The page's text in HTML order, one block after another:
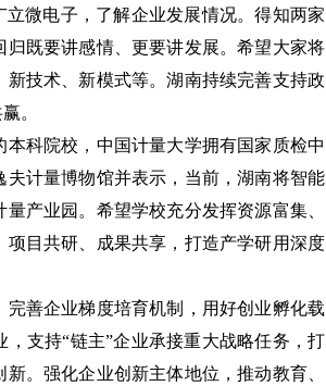
微电子，了解企业发展情况。得知两家
既要讲感情、更要讲发展。希望大家将
技术、新模式等。湖南持续完善支持政
。
科院校，中国计量大学拥有国家质检中
计量博物馆并表示，当前，湖南将智能
产业园。希望学校充分发挥资源富集、
目共研、成果共享，打造产学研用深度
善企业梯度培育机制，用好创业孵化载
支持“链主”企业承接重大战略任务，打
。强化企业创新主体地位，推动教育、